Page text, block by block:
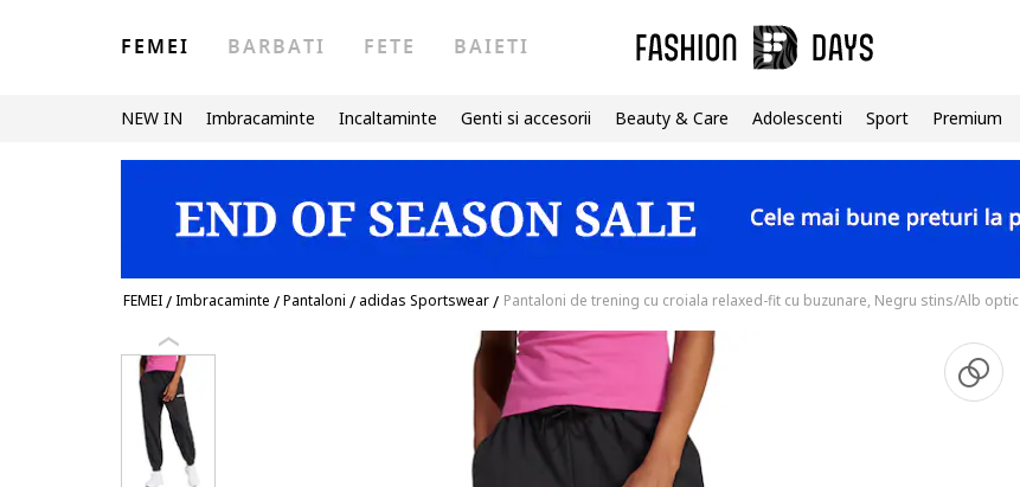
FEMEI BARBATI FETE BAIETI
NEW IN Imbracaminte Incaltaminte Genti si accesorii Beauty & Care Adolescenti Sport Premium
FEMEI/Imbracaminte /Pantaloni / adidas Sportswear/ Pantaloni de trening cu croiala relaxed-fit cu buzunare, Negru stins/Alb optic